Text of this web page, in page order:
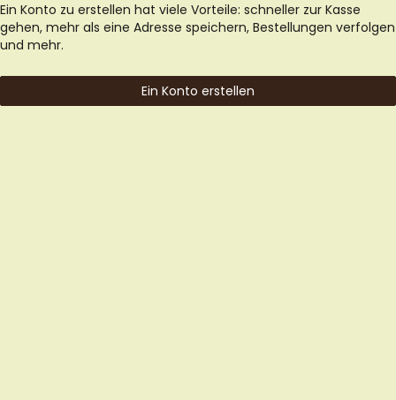
Ein Konto zu erstellen hat viele Vorteile: schneller zur Kasse
gehen, mehr als eine Adresse speichern, Bestellungen verfolgen
und mehr.
Ein Konto erstellen